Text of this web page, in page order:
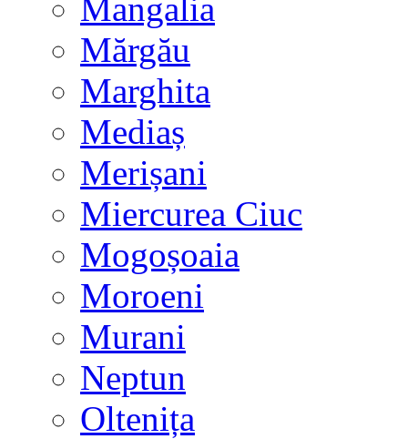
Mangalia
Mărgău
Marghita
Mediaș
Merișani
Miercurea Ciuc
Mogoșoaia
Moroeni
Murani
Neptun
Oltenița